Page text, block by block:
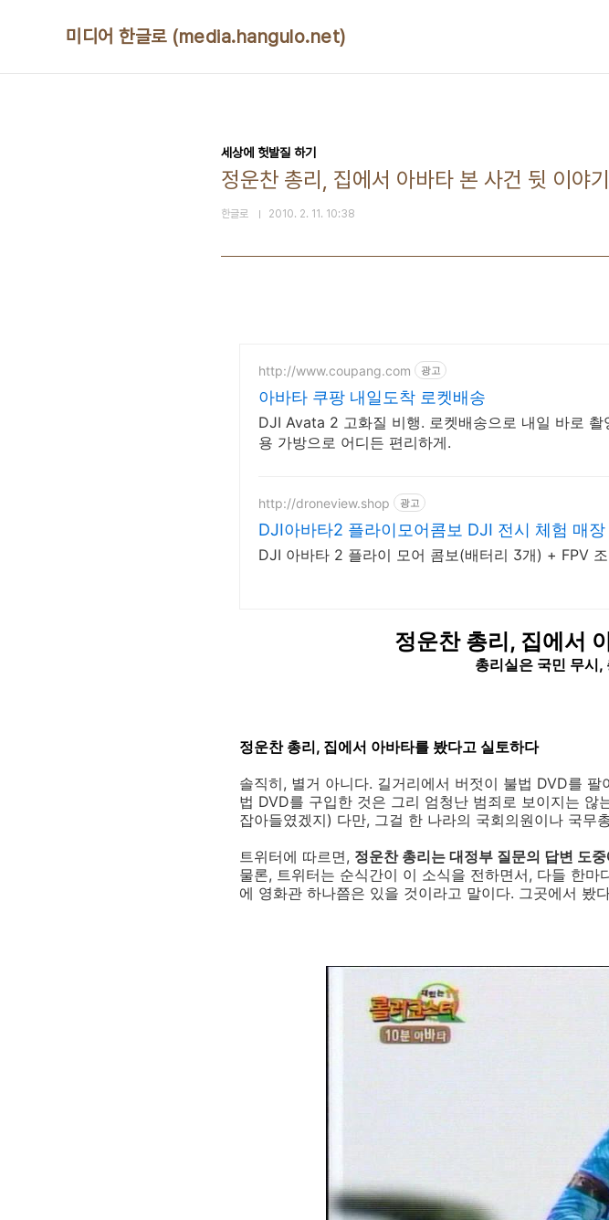
미디어 한글로 (media.hangulo.net)
세상에 헛발질 하기
정운찬 총리, 집에서 아바타 본 사건 뒷 이야기
한글로 2010. 2. 11. 10:38
http://www.coupang.com 광고
아바타 쿠팡 내일도착 로켓배송
DJI Avata 2 고화질 비행. 로켓배송으로 내일 바로
용 가방으로 어디든 편리하게.
http://droneview.shop 광고
DJI아바타2 플라이모어콤보 DJI 전시 체험 매장
DJI 아바타 2 플라이 모어 콤보(배터리 3개) + FPV
정운찬 총리, 집에서
총리실은 국민 무시,
정운찬 총리, 집에서 아바타를 봤다고 실토하다
솔직히, 별거 아니다. 길거리에서 버젓이 불법 DVD를
법 DVD를 구입한 것은 그리 엄청난 범죄로 보이지는
잡아들였겠지) 다만, 그걸 한 나라의 국회의원이나 국무
트위터에 따르면, 정운찬 총리는 대정부 질문의 답변 도
물론, 트위터는 순식간이 이 소식을 전하면서, 다들 한
에 영화관 하나쯤은 있을 것이라고 말이다. 그곳에서 봤